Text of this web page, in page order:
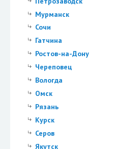
Мурманск
Сочи
Гатчина
Ростов-на-Дону
Череповец
Вологда
Омск
Рязань
Курск
Серов
Якутск